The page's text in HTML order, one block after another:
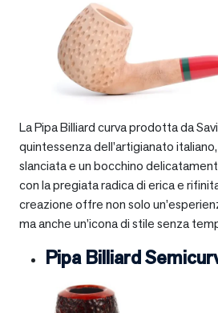
La Pipa Billiard curva prodotta da
quintessenza dell’artigianato
slanciata e un bocchino
con la pregiata radica di erica e
creazione offre non solo
ma anche un’icona di stile senza
Pipa Billiard